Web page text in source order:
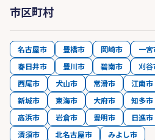
市区町村
名古屋市 豊橋市 岡崎市 一宮
春日井市
豊川市 碧南市 刈谷
西尾市
犬山市 常滑市 江南市
新城市
東海市 大府市 知多市
高浜市
岩倉市 豊明市 日進市
清須市
北名古屋市 みよし市